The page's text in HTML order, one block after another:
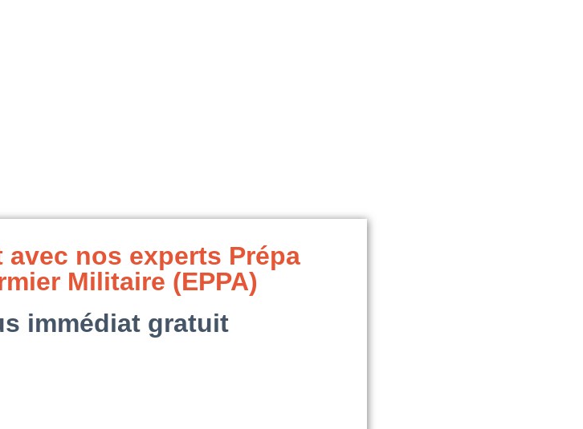
nos experts Prépa
Militaire (EPPA)
immédiat gratuit